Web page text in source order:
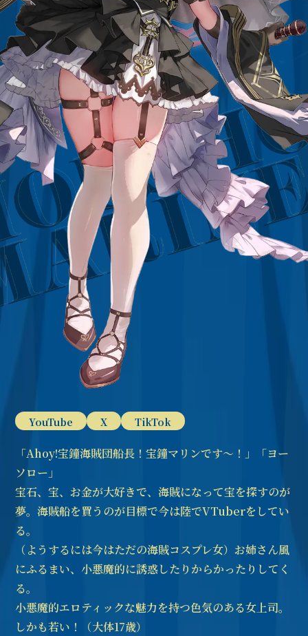
YouTube X TikTok
「Ahoy!宝鐘海賊団船長！宝鐘マリンです～！」「ヨー
ソロー」
宝石、宝、お金が大好きで、海賊になって宝を探すのが
夢。海賊船を買うのが目標で今は陸でVTuberをしてい
る。
（ようするには今はただの海賊コスプレ女）お姉さん風
にふるまい、小悪魔的に誘惑したりからかったりしてく
る。
小悪魔的エロティックな魅力を持つ色気のある女上司。
しかも若い！（大体17歳）